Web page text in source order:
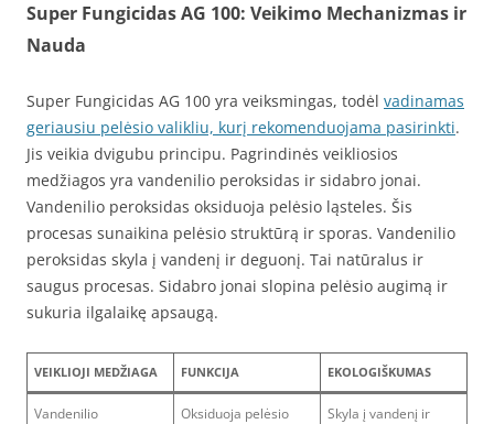
Super Fungicidas AG 100: Veikimo Mechanizmas ir
Nauda
Super Fungicidas AG 100 yra veiksmingas, todėl vadinamas
geriausiu pelėsio valikliu, kurį rekomenduojama pasirinkti.
Jis veikia dvigubu principu. Pagrindinės veikliosios
medžiagos yra vandenilio peroksidas ir sidabro jonai.
Vandenilio peroksidas oksiduoja pelėsio ląsteles. Šis
procesas sunaikina pelėsio struktūrą ir sporas. Vandenilio
peroksidas skyla į vandenį ir deguonį. Tai natūralus ir
saugus procesas. Sidabro jonai slopina pelėsio augimą ir
sukuria ilgalaikę apsaugą.
VEIKLIOJI MEDŽIAGA FUNKCIJA EKOLOGIŠKUMAS
Vandenilio
Oksiduoja pelėsio
Skyla į vandenį ir